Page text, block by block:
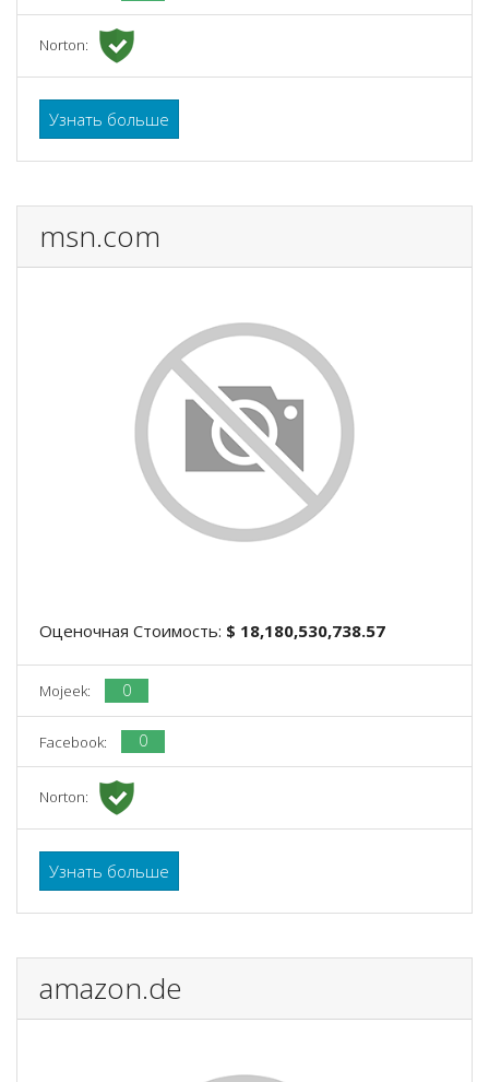
Norton:
Узнать больше
msn.com
Оценочная Стоимость: $ 18,180,530,738.57
Mojeek: 0
Facebook: 0
Norton:
Узнать больше
amazon.de